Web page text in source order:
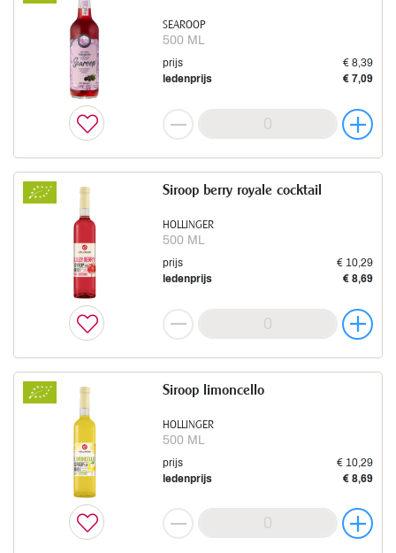
SEAROOP
500 ML
prijs
€ 8,39
ledenprijs
€ 7,09
HOLLINGER
500 ML
Siroop berry royale cocktail
prijs
€ 10,29
ledenprijs
€ 8,69
HOLLINGER
500 ML
Siroop limoncello
prijs
€ 10,29
ledenprijs
€ 8,69